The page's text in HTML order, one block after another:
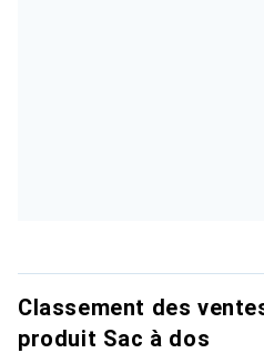
Classement des
produit Sac à dos